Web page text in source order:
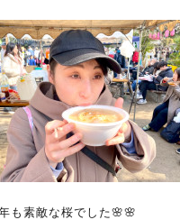
も素敵な桜でした🌸🌸